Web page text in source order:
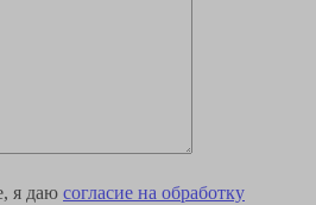
я даю согласие на обработку